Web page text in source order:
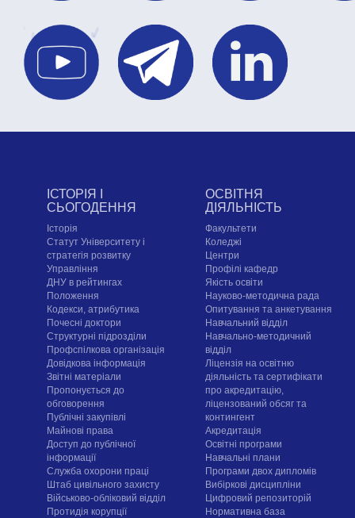
ІСТОРІЯ І
СЬОГОДЕННЯ
Історія
Статут Університету і
стратегія розвитку
Управління
ДНУ в рейтингах
Положення
Кодекси, атрибутика
Почесні доктори
Структурні підрозділи
Профспілкова організація
Довідкова інформація
Звітні матеріали
Пропонується до
обговорення
Публічні закупівлі
Майнові права
Доступ до публічної
інформації
Служба охорони праці
Штаб цивільного захисту
Військово-обліковий відділ
Протидія корупції
ОСВІТНЯ
ДІЯЛЬНІСТЬ
Факультети
Коледжі
Центри
Профілі кафедр
Якість освіти
Науково-методична рада
Опитування та анкетування
Навчальний відділ
Навчально-методичний
відділ
Ліцензія на освітню
діяльність та сертифікати
про акредитацію,
ліцензований обсяг та
контингент
Акредитація
Освітні програми
Навчальні плани
Програми двох дипломів
Вибіркові дисципліни
Цифровий репозиторій
Нормативна база